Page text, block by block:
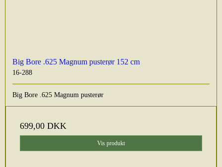
Big Bore .625 Magnum pusterør 152 cm
16-288
Big Bore .625 Magnum pusterør
699,00 DKK
Vis produkt